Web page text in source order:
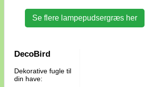
Se flere lampepudsergræs her
DecoBird
Dekorative fugle til
din have: